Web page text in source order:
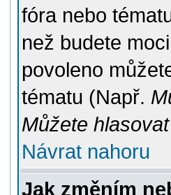
fóra nebo
než budete
povoleno
tématu (Např.
Můžete
Návrat nahoru
Jak změním